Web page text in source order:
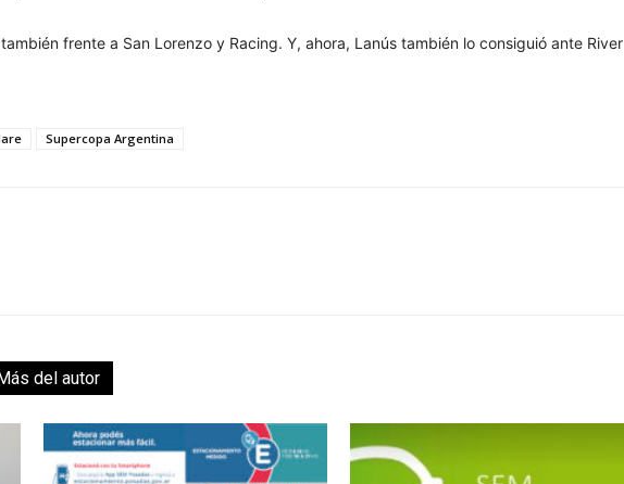
frente a San Lorenzo y Racing. Y, ahora, Lanús también lo consiguió ante River
Supercopa Argentina
Más del autor